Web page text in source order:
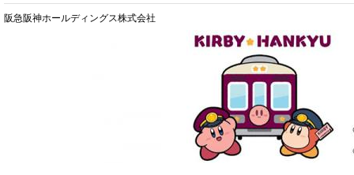
阪急阪神ホールディングス株式会社